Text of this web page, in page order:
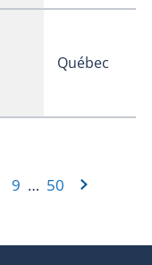
Québec
9 … 50